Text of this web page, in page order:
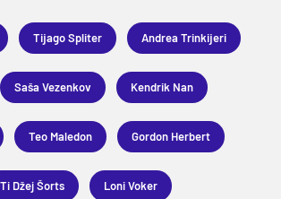
Tijago Spliter Andrea Trinkijeri
Saša Vezenkov Kendrik Nan
Teo Maledon Gordon Herbert
Ti Džej Šorts Loni Voker